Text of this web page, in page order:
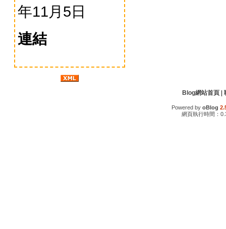
年11月5日
連結
Blog網站首頁|
Powered by oBlog
網頁執行時間：